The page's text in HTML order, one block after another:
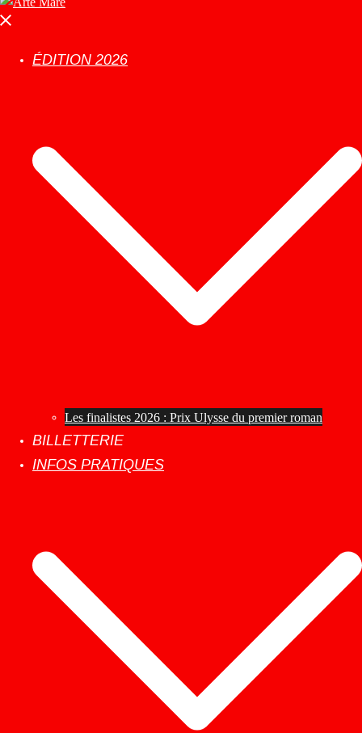
ÉDITION 2026
Les finalistes 2026 : Prix Ulysse du premier roman
BILLETTERIE
INFOS PRATIQUES